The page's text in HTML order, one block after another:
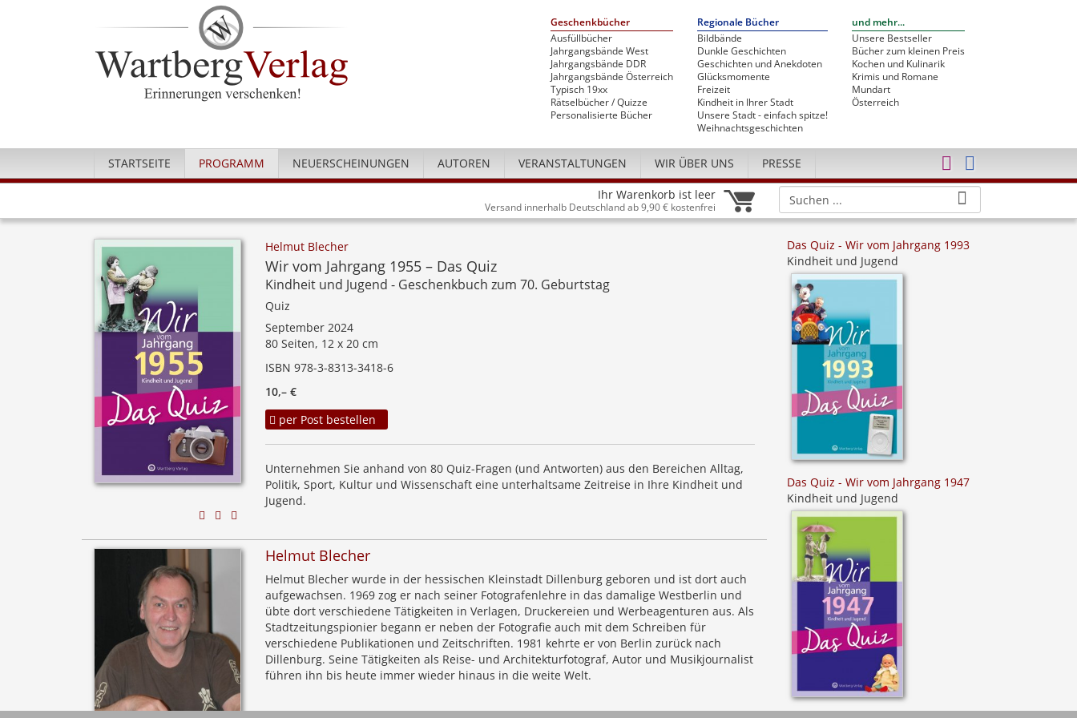
Geschenkbücher
Ausfüllbücher
Jahrgangsbände West
Jahrgangsbände DDR
Jahrgangsbände Österreich
Typisch 19xx
Rätselbücher / Quizze
Personalisierte Bücher
Regionale Bücher
Bildbände
Dunkle Geschichten
Geschichten und Anekdoten
Glücksmomente
Freizeit
Kindheit in Ihrer Stadt
Unsere Stadt - einfach spitze!
Weihnachtsgeschichten
und mehr...
Unsere Bestseller
Bücher zum kleinen Preis
Kochen und Kulinarik
Krimis und Romane
Mundart
Österreich
STARTSEITE PROGRAMM NEUERSCHEINUNGEN AUTOREN VERANSTALTUNGEN WIR ÜBER UNS PRESSE
Ihr Warenkorb ist leer
Versand innerhalb Deutschland ab 9,90 € kostenfrei
Helmut Blecher
Wir vom Jahrgang 1955 – Das Quiz
Kindheit und Jugend - Geschenkbuch zum 70. Geburtstag
Quiz
September 2024
80 Seiten, 12 x 20 cm
ISBN 978-3-8313-3418-6
10,– €
per Post bestellen
Unternehmen Sie anhand von 80 Quiz-Fragen (und Antworten) aus den Bereichen Alltag,
Politik, Sport, Kultur und Wissenschaft eine unterhaltsame Zeitreise in Ihre Kindheit und
Jugend.
Helmut Blecher
Helmut Blecher wurde in der hessischen Kleinstadt Dillenburg geboren und ist dort auch
aufgewachsen. 1969 zog er nach seiner Fotografenlehre in das damalige Westberlin und
übte dort verschiedene Tätigkeiten in Verlagen, Druckereien und Werbeagenturen aus. Als
Stadtzeitungspionier begann er neben der Fotografie auch mit dem Schreiben für
verschiedene Publikationen und Zeitschriften. 1981 kehrte er von Berlin zurück nach
Dillenburg. Seine Tätigkeiten als Reise- und Architekturfotograf, Autor und Musikjournalist
führen ihn bis heute immer wieder hinaus in die weite Welt.
Das Quiz - Wir vom Jahrgang 1993
Kindheit und Jugend
Das Quiz - Wir vom Jahrgang 1947
Kindheit und Jugend